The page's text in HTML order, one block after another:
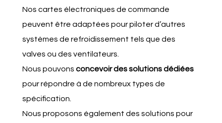
Nos cartes électroniques de commande
peuvent être adaptées pour piloter d’autres
systèmes de refroidissement tels que des
valves ou des ventilateurs.
Nous pouvons concevoir des solutions dédiées
pour répondre à de nombreux types de
spécification.
Nous proposons également des solutions pour